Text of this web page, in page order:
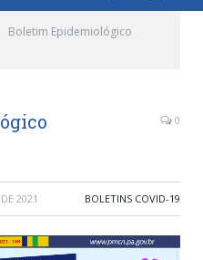
Boletim Epidemiológico
0
2021 BOLETINS COVID-19